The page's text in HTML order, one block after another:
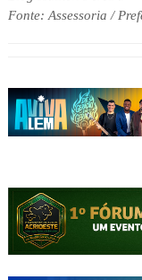
Fonte: Assessoria /